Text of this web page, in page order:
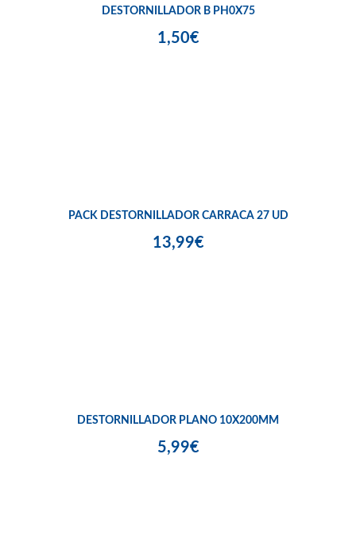
DESTORNILLADOR B PH0X75
1,50€
PACK DESTORNILLADOR CARRACA 27 UD
13,99€
DESTORNILLADOR PLANO 10X200MM
5,99€